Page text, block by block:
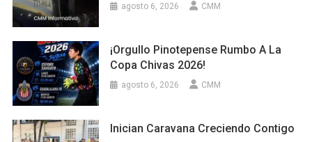
agosto 6, 2026 CMM
¡Orgullo Pinotepense Rumbo A La
Copa Chivas 2026!
agosto 6, 2026 CMM
Inician Caravana Creciendo Contigo